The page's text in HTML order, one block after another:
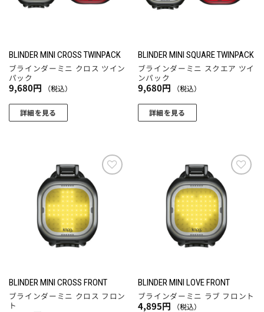
BLINDER MINI CROSS TWINPACK
ブラインダーミニ クロス ツイン
パック
9,680円 （税込）
詳細を見る
BLINDER MINI SQUARE TWINPACK
ブラインダーミニ スクエア ツイ
ンパック
9,680円 （税込）
詳細を見る
BLINDER MINI CROSS FRONT
ブラインダーミニ クロス フロン
ト
BLINDER MINI LOVE FRONT
ブラインダーミニ ラブ フロント
4,895円 （税込）